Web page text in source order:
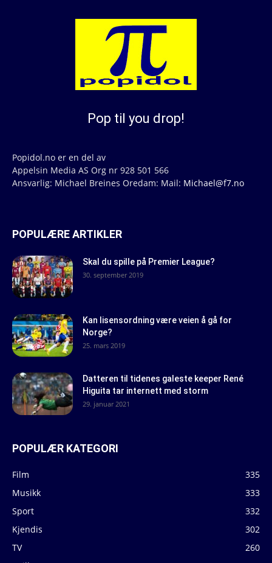
Pop til you drop!
Popidol.no er en del av
Appelsin Media AS Org nr 928 501 566
Ansvarlig: Michael Breines Oredam: Mail: Michael@f7.no
POPULÆRE ARTIKLER
Skal du spille på Premier League?
30. september 2019
Kan lisensordning være veien å gå for
Norge?
25. mars 2019
Datteren til tidenes galeste keeper René
Higuita tar internett med storm
29. januar 2021
POPULÆR KATEGORI
Film
335
Musikk
333
Sport
332
Kjendis
302
TV
260